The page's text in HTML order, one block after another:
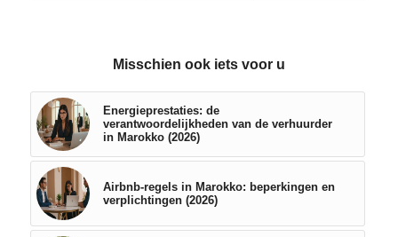
Misschien ook iets voor u
Energieprestaties: de
verantwoordelijkheden van de verhuurder
in Marokko (2026)
Airbnb-regels in Marokko: beperkingen en
verplichtingen (2026)